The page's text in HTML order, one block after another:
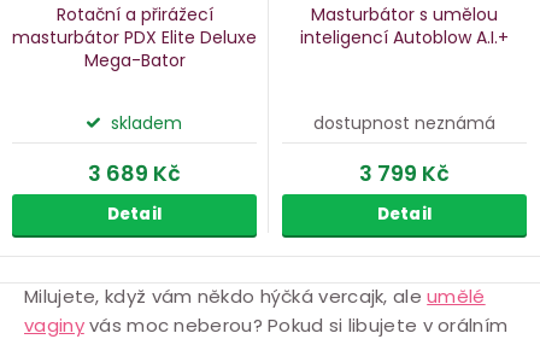
Rotační a přirážecí
masturbátor PDX Elite Deluxe
Mega-Bator
skladem
3 689 Kč
Detail
Masturbátor s umělou
inteligencí Autoblow A.I.+
dostupnost neznámá
3 799 Kč
Detail
Umělá ústa
Milujete, když vám někdo hýčká vercajk, aleumělé
vaginyvás moc neberou? Pokud si libujete v orálním